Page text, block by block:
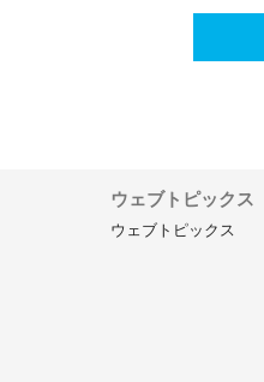
ウェブトピックス
ウェブトピックス